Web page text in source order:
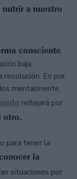
a nuestro
consciente,
baja,
resolución. Es por
mentalmente,
reflejará por
otro.
para tener la
la
situaciones por